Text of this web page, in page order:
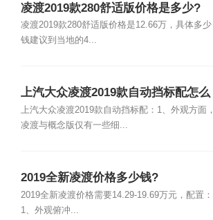
凌渡2019款280舒适版价格是多少?
凌渡2019款280舒适版价格是12.66万，具体多少
钱建议到当地的4...
上汽大众凌渡2019款自动挡标配怎么
样?
上汽大众凌渡2019款自动挡标配：1、外观方面，
凌渡与概念版仅有一些细...
2019全新凌渡价格多少钱?
2019全新凌渡价格需要14.29-19.69万元，配置：
1、外观俯冲...